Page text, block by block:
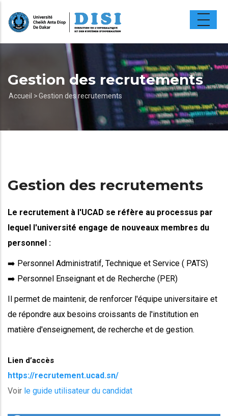
contenu
principal
Gestion des recrutements
Fil
Accueil >Gestion des recrutements
Gestion des recrutements
Le recrutement à l'UCAD se réfère au processus par
lequel l'université engage de nouveaux membres du
personnel :
➡️ Personnel Administratif, Technique et Service ( PATS)
➡️ Personnel Enseignant et de Recherche (PER)
Il permet de maintenir, de renforcer l'équipe universitaire et
de répondre aux besoins croissants de l'institution en
matière d'enseignement, de recherche et de gestion.
Lien d’accès
https://recrutement.ucad.sn/
Voir le guide utilisateur du candidat